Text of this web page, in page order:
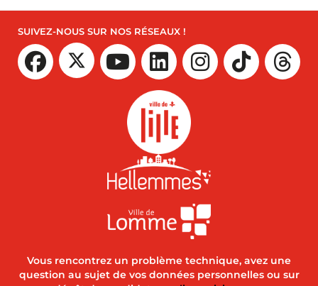
SUIVEZ-NOUS SUR NOS RÉSEAUX !
Vous rencontrez un problème technique, avez une
question au sujet de vos données personnelles ou sur